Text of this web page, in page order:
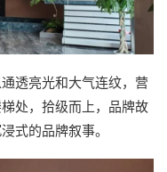
透亮光和大气连纹，营
处，拾级而上，品牌故
式的品牌叙事。